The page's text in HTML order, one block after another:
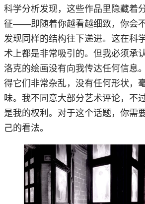
科学分析发现，这些作品里隐藏着
征——即随着你越看越细致，你会
发现同样的结构往下递进。这在科
术上都是非常吸引的。但我必须承
洛克的绘画没有向我传达任何信息
得它们非常杂乱，没有任何形状，
味。我不同意大部分艺术评论，不
是我的权利。对于这个话题，你需
己的看法。